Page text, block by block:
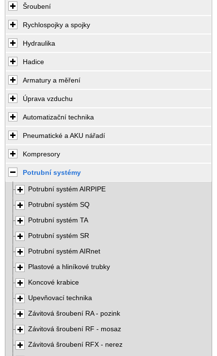
Šroubení
Rychlospojky a spojky
Hydraulika
Hadice
Armatury a měření
Úprava vzduchu
Automatizační technika
Pneumatické a AKU nářadí
Kompresory
Potrubní systémy
Potrubní systém AIRPIPE
Potrubní systém SQ
Potrubní systém TA
Potrubní systém SR
Potrubní systém AIRnet
Plastové a hliníkové trubky
Koncové krabice
Upevňovací technika
Závitová šroubení RA - pozink
Závitová šroubení RF - mosaz
Závitová šroubení RFX - nerez